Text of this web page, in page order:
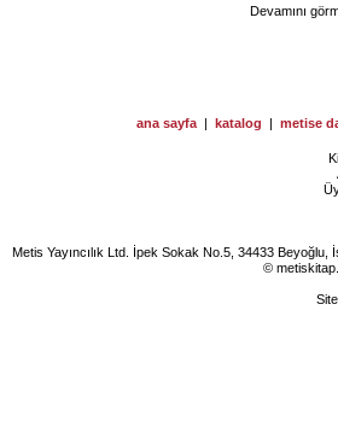
Devamını
ana sayfa | katalog | metise
Metis Yayıncılık Ltd. İpek Sokak No.5, 34433
©